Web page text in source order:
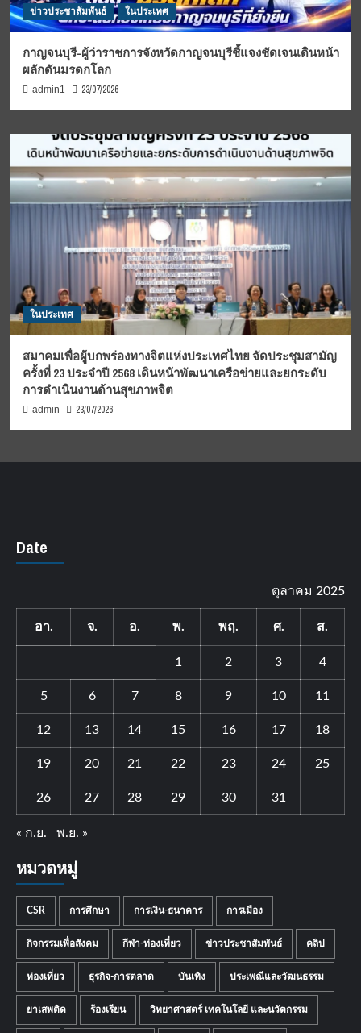
ข่าวประชาสัมพันธ์ ในประเทศ
กาญจนบุรี-ผู้ว่าราชการจังหวัดกาญจนบุรีชี้แจงชัดเจนเดินหน้า
ผลักดันมรดกโลก
admin1 23/07/2026
ในประเทศ
สมาคมเพื่อผู้บกพร่องทางจิตแห่งประเทศไทย จัดประชุมสามัญ
ครั้งที่ 23 ประจำปี 2568 เดินหน้าพัฒนาเครือข่ายและยกระดับ
การดำเนินงานด้านสุขภาพจิต
admin 23/07/2026
Date
ตุลาคม 2025
อา. จ. อ. พ. พฤ. ศ. ส.
1 2 3 4
5 6 7 8 9 10 11
12 13 14 15 16 17 18
19 20 21 22 23 24 25
26 27 28 29 30 31
« ก.ย. พ.ย. »
หมวดหมู่
CSR การศึกษา การเงิน-ธนาคาร การเมือง
กิจกรรมเพื่อสังคม กีฬา-ท่องเที่ยว ข่าวประชาสัมพันธ์ คลิป
ท่องเที่ยว ธุรกิจ-การตลาด บันเทิง ประเพณีและวัฒนธรรม
ยาเสพติด ร้องเรียน วิทยาศาสตร์ เทคโนโลยี และนวัตกรรม